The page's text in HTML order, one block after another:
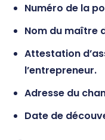
Numéro de la
Nom du maître
Attestation
l’entrepreneur.
Adresse du
Date de